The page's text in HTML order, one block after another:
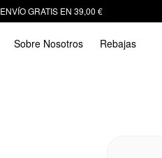
ENVÍO GRATIS EN 39,00 €
Sobre Nosotros Rebajas